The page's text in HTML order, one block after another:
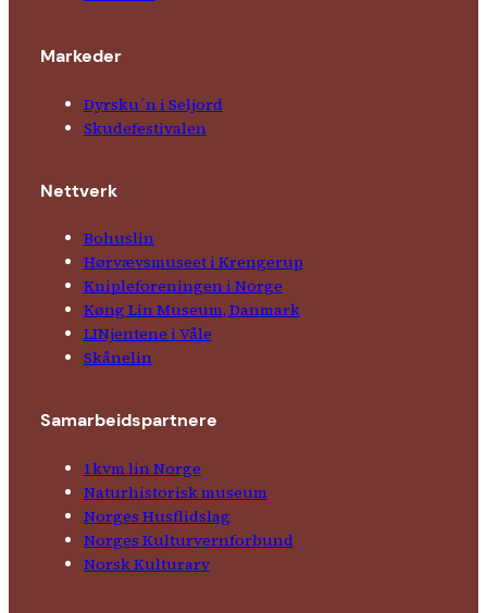
Markeder
Dyrsku´n i Seljord
Skude­fes­tivalen
Nettverk
Bohuslin
Hørvævs­museet i Krengerup
Kniple­foreningen i Norge
Køng Lin Museum, Danmark
LINjentene i Våle
Skånelin
Samarbeids­partnere
1kvm lin Norge
Natur­his­torisk­ museum
Norges Husflids­lag
Norges Kultur­vern­forbund
Norsk Kulturarv